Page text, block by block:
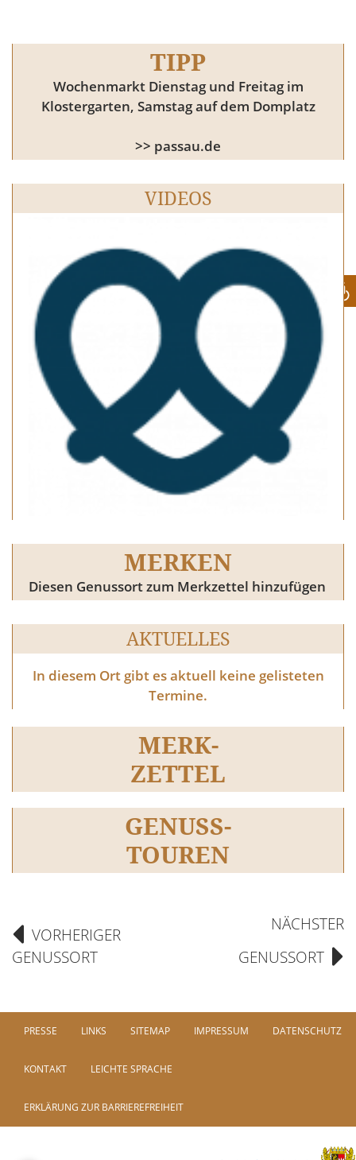
TIPP
Wochenmarkt Dienstag und Freitag im
Klostergarten, Samstag auf dem Domplatz
>> passau.de
VIDEOS
MERKEN
Diesen Genussort zum Merkzettel hinzufügen
AKTUELLES
In diesem Ort gibt es aktuell keine gelisteten
Termine.
MERK-
ZETTEL
GENUSS-
TOUREN
VORHERIGER
GENUSSORT
NÄCHSTER
GENUSSORT
PRESSE LINKS SITEMAP IMPRESSUM DATENSCHUTZ
KONTAKT LEICHTE SPRACHE
ERKLÄRUNG ZUR BARRIEREFREIHEIT